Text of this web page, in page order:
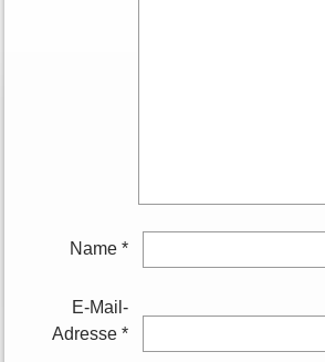
Name*
E-Mail-
Adresse*